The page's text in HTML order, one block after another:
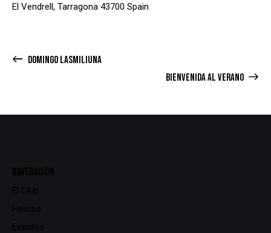
El Vendrell, Tarragona 43700 Spain
DOMINGO LASMILIUNA
BIENVENIDA AL VERANO
NAVEGACIÓN
El Club
Fiestas
Eventos